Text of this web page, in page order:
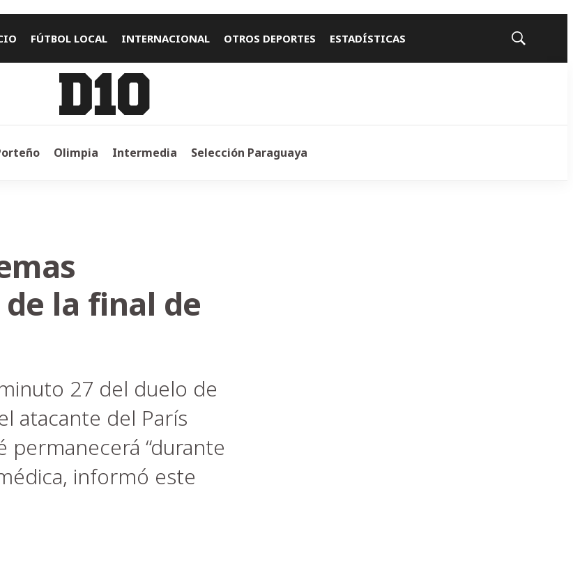
FÚTBOL LOCAL INTERNACIONAL OTROS DEPORTES ESTADÍSTICAS
Mostrar
Olimpia Intermedia Selección Paraguaya
la final de
27 del duelo de
atacante del París
permanecerá “durante
informó este